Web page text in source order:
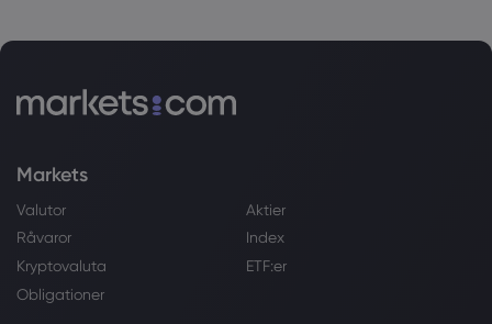
Markets
Valutor
Aktier
Råvaror
Index
Kryptovaluta
ETF:er
Obligationer